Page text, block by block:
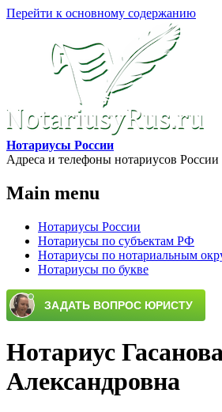
Перейти к основному содержанию
Нотариусы России
Адреса и телефоны нотариусов России
Main menu
Нотариусы России
Нотариусы по субъектам РФ
Нотариусы по нотариальным
Нотариусы по букве
Нотариус
Александровна